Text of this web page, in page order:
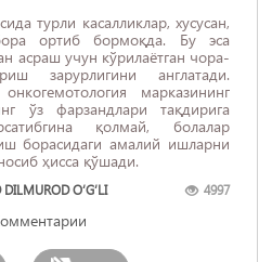
турли касалликлар, хусусан,
ортиб бормоқда. Бу эса
асраш учун кўрилаётган чора-
зарурлигини англатади.
марказининг
ўз фарзандлари тақдирига
қолмай, болалар
борасидаги амалий ишларни
ҳисса қўшади.
O‘G‘LI 4997